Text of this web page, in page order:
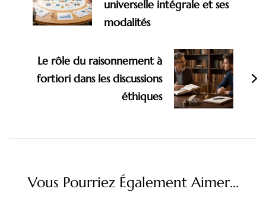
universelle intégrale et ses
modalités
Le rôle du raisonnement à
fortiori dans les discussions
éthiques
Vous Pourriez Également Aimer...